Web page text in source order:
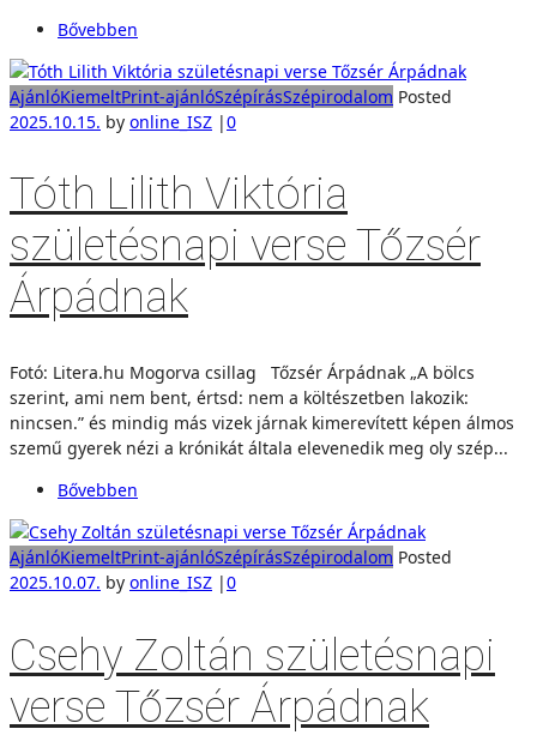
Bővebben
AjánlóKiemeltPrint-ajánlóSzépírásSzépirodalom Posted
2025.10.15. by online_ISZ |0
Tóth Lilith Viktória
születésnapi verse Tőzsér
Árpádnak
Fotó: Litera.hu Mogorva csillag Tőzsér Árpádnak „A bölcs
szerint, ami nem bent, értsd: nem a költészetben lakozik:
nincsen.” és mindig más vizek járnak kimerevített képen álmos
szemű gyerek nézi a krónikát általa elevenedik meg oly szép...
Bővebben
AjánlóKiemeltPrint-ajánlóSzépírásSzépirodalom Posted
2025.10.07. by online_ISZ |0
Csehy Zoltán születésnapi
verse Tőzsér Árpádnak